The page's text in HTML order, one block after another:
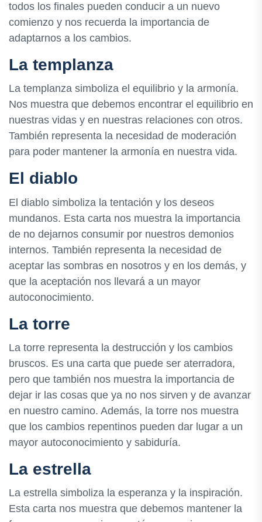
todos los finales pueden conducir a un nuevo
comienzo y nos recuerda la importancia de
adaptarnos a los cambios.
La templanza
La templanza simboliza el equilibrio y la armonía.
Nos muestra que debemos encontrar el equilibrio en
nuestras vidas y en nuestras relaciones con otros.
También representa la necesidad de moderación
para poder mantener la armonía en nuestra vida.
El diablo
El diablo simboliza la tentación y los deseos
mundanos. Esta carta nos muestra la importancia
de no dejarnos consumir por nuestros demonios
internos. También representa la necesidad de
aceptar las sombras en nosotros y en los demás, y
que la aceptación nos llevará a un mayor
autoconocimiento.
La torre
La torre representa la destrucción y los cambios
bruscos. Es una carta que puede ser aterradora,
pero que también nos muestra la importancia de
dejar ir las cosas que ya no nos sirven y de avanzar
en nuestro camino. Además, la torre nos muestra
que los cambios repentinos pueden dar lugar a un
mayor autoconocimiento y sabiduría.
La estrella
La estrella simboliza la esperanza y la inspiración.
Esta carta nos muestra que debemos mantener la